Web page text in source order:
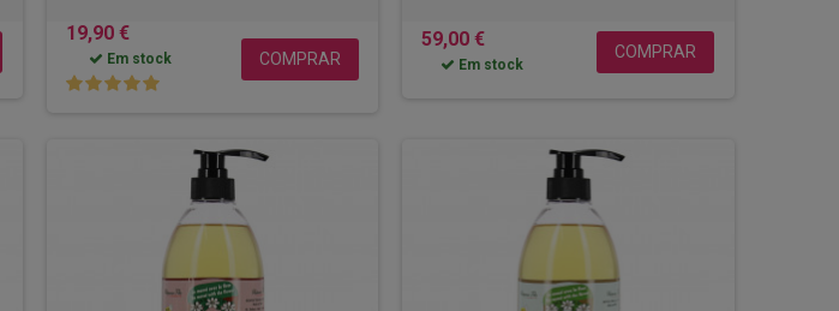
19,90 €
Em stock COMPRAR
59,00 €
Em stock
COMPRAR